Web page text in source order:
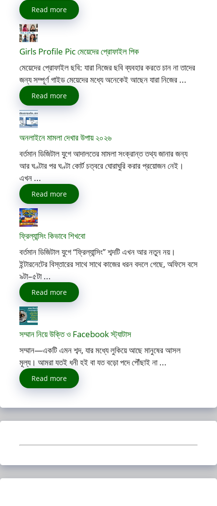
Read more
Girls Profile Pic মেয়েদের প্রোফাইল পিক
মেয়েদের প্রোফাইল ছবি: যারা নিজের ছবি ব্যবহার করতে চান না তাদের
জন্য সম্পূর্ণ গাইড মেয়েদের মধ্যে অনেকেই আছেন যারা নিজের ...
Read more
অনলাইনে মামলা দেখার উপায় ২০২৬
বর্তমান ডিজিটাল যুগে আদালতের মামলা সংক্রান্ত তথ্য জানার জন্য
আর ঘণ্টার পর ঘণ্টা কোর্ট চত্বরে ঘোরাঘুরি করার প্রয়োজন নেই।
এখন ...
Read more
ফ্রিল্যান্সিং কিভাবে শিখবো
বর্তমান ডিজিটাল যুগে “ফ্রিল্যান্সিং” শব্দটি এখন আর নতুন নয়।
ইন্টারনেটের বিস্তারের সাথে সাথে কাজের ধরন বদলে গেছে, অফিসে বসে
৯টা–৫টা ...
Read more
সম্মান নিয়ে উক্তি ও Facebook স্ট্যাটাস
সম্মান—একটি এমন শব্দ, যার মধ্যে লুকিয়ে আছে মানুষের আসল
মূল্য। আমরা যতই ধনী হই বা যত বড়ো পদে পৌঁছাই না ...
Read more